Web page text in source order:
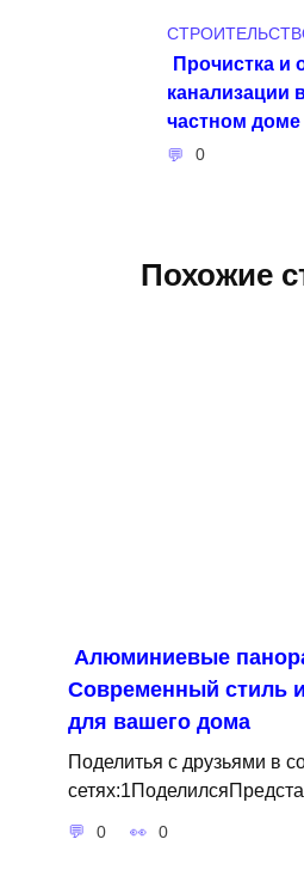
Прочистка и
канализации
частном доме
0
Похожие
Алюминиевые
Современный стиль
для вашего дома
Поделитья с друзьями в
0 0